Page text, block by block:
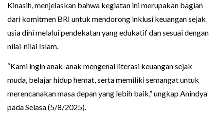
Kinasih, menjelaskan bahwa kegiatan ini merupakan bagian
dari komitmen BRI untuk mendorong inklusi keuangan sejak
usia dini melalui pendekatan yang edukatif dan sesuai dengan
nilai-nilai Islam.
“Kami ingin anak-anak mengenal literasi keuangan sejak
muda, belajar hidup hemat, serta memiliki semangat untuk
merencanakan masa depan yang lebih baik,” ungkap Anindya
pada Selasa (5/8/2025).